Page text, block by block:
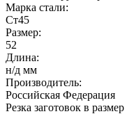
Марка стали:
Ст45
Размер:
52
Длина:
н/д мм
Производитель:
Российская Федерация
Резка заготовок в размер